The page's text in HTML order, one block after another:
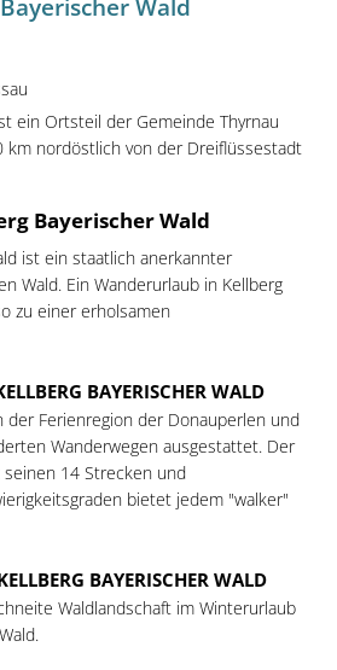
Wald
ein Ortsteil der Gemeinde Thyrnau
km nordöstlich von der Dreiflüssestadt
Bayerischer Wald
ist ein staatlich anerkannter
Wald. Ein Wanderurlaub in Kellberg
zu einer erholsamen
BAYERISCHER WALD
der Ferienregion der Donauperlen und
Wanderwegen ausgestattet. Der
14 Strecken und
bietet jedem "walker"
BAYERISCHER WALD
Waldlandschaft im Winterurlaub